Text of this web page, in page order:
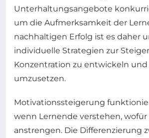
Unterhaltungsangebote
um die Aufmerksamkeit der
nachhaltigen Erfolg ist es daher
individuelle Strategien zur
Konzentration zu entwickeln
umzusetzen.
Motivationssteigerung
wenn Lernende verstehen, wofür
anstrengen. Die Differenzierung